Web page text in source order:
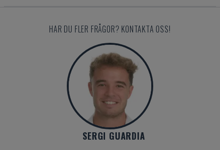
HAR DU FLER FRÅGOR? KONTAKTA OSS!
SERGI GUARDIA